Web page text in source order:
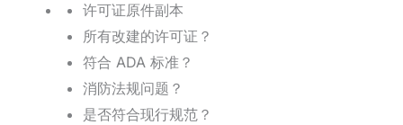
许可证原件副本
所有改建的许可证？
符合 ADA 标准？
消防法规问题？
是否符合现行规范？